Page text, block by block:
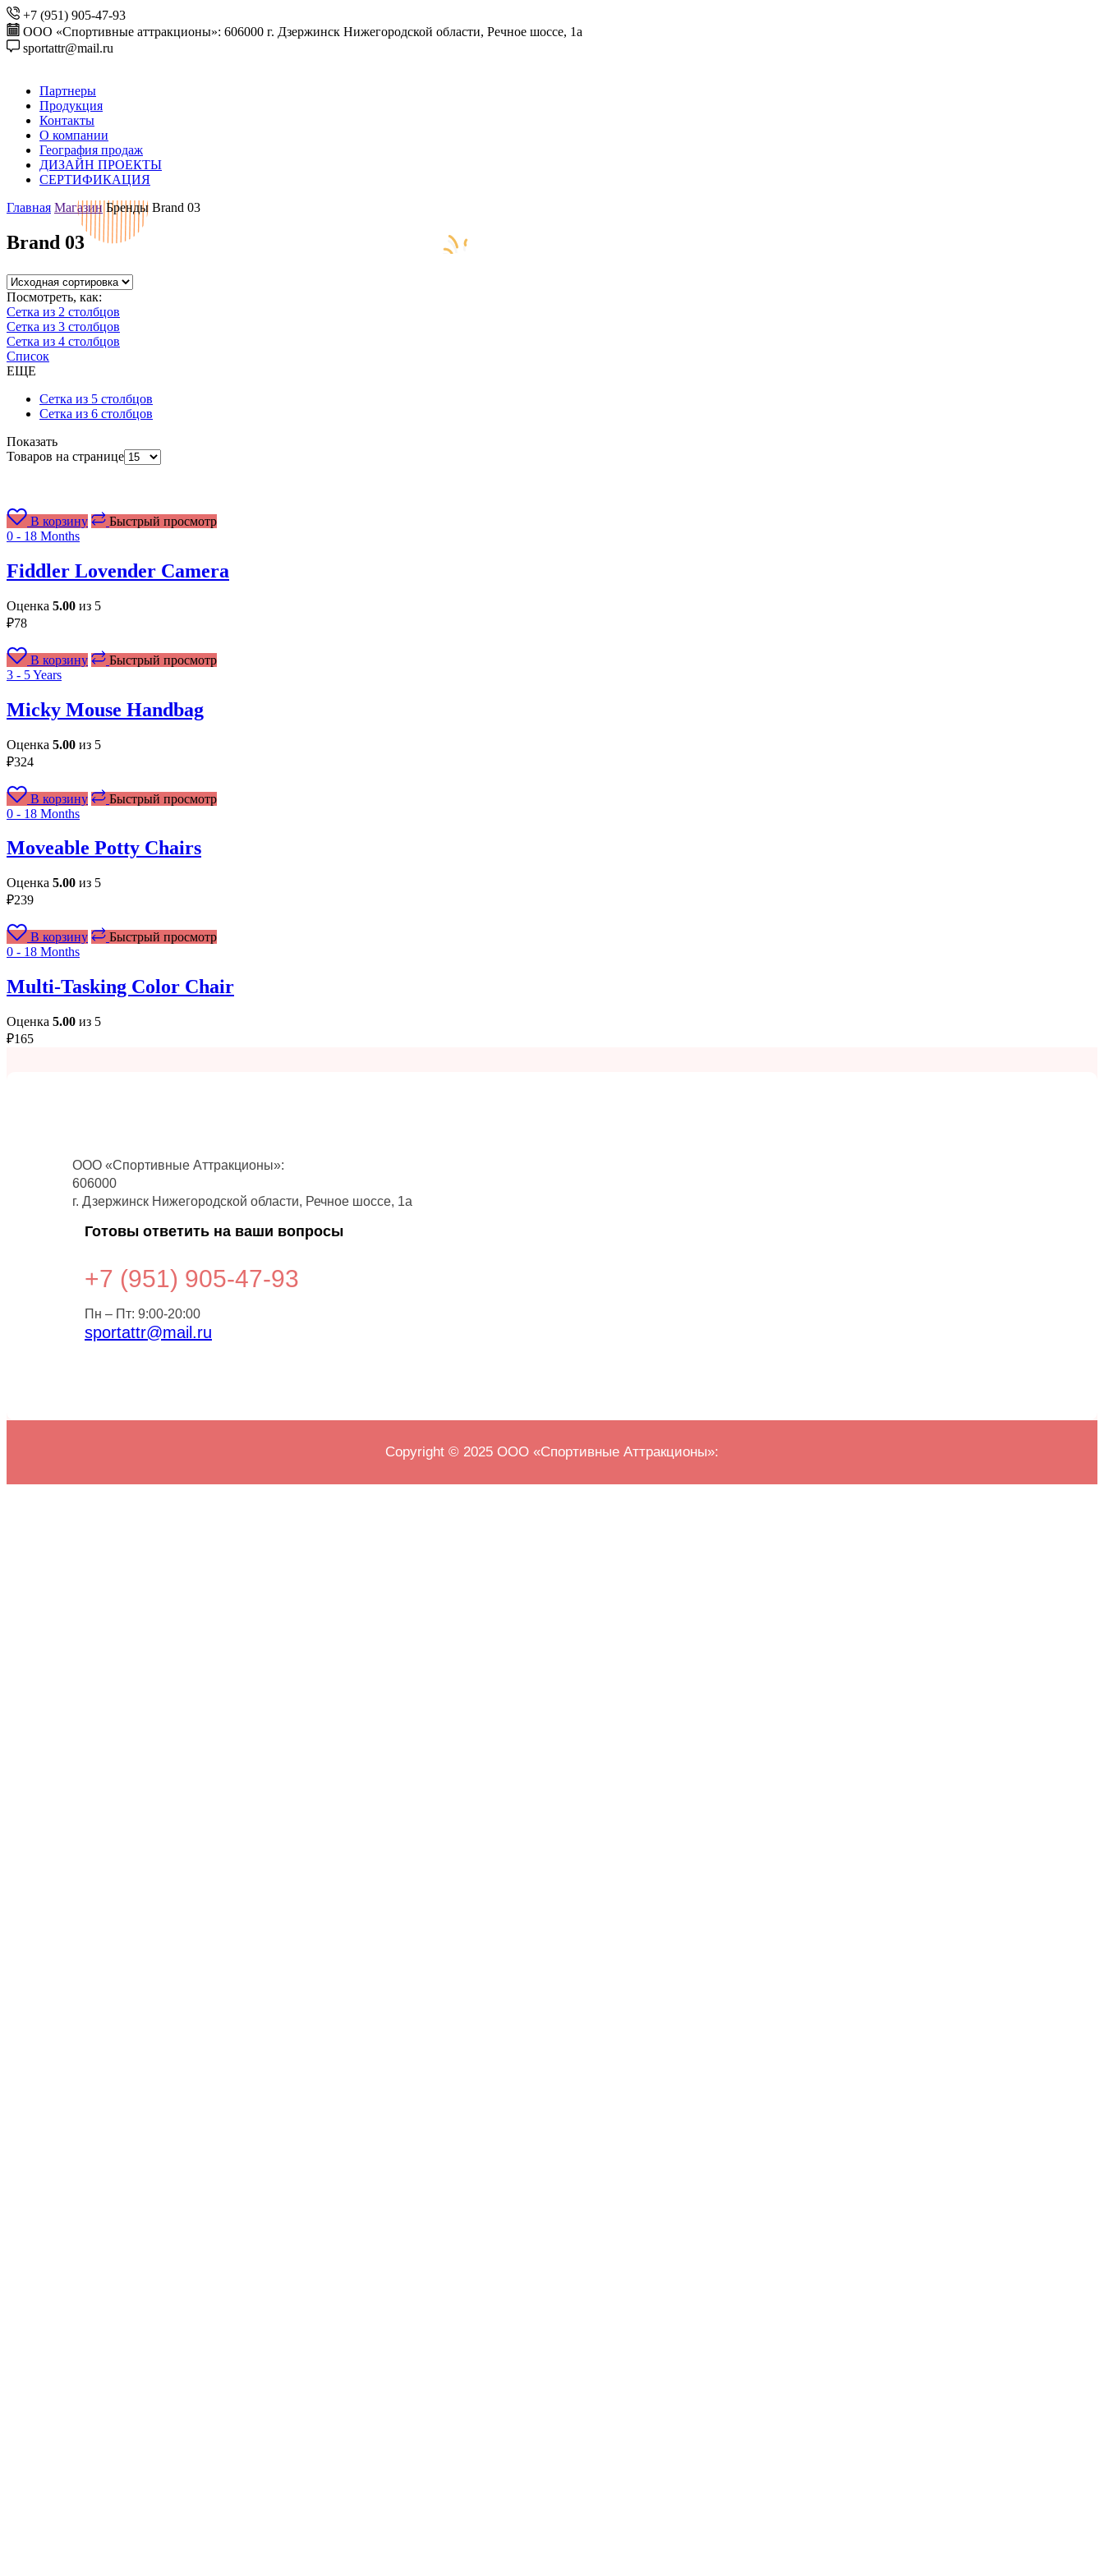
+7 (951) 905-47-93
ООО «Спортивные аттракционы»: 606000 г. Дзержинск Нижегородской области, Речное шоссе, 1а
sportattr@mail.ru
Партнеры
Продукция
Контакты
О компании
География продаж
ДИЗАЙН ПРОЕКТЫ
СЕРТИФИКАЦИЯ
Главная Магазин Бренды Brand 03
Brand 03
Посмотреть, как:
Сетка из 2 столбцов
Сетка из 3 столбцов
Сетка из 4 столбцов
Список
ЕЩЕ
Сетка из 5 столбцов
Сетка из 6 столбцов
Показать
Товаров на странице
В корзину
Быстрый просмотр
0 - 18 Months
Fiddler Lovender Camera
Оценка 5.00 из 5
₽78
В корзину
Быстрый просмотр
3 - 5 Years
Micky Mouse Handbag
Оценка 5.00 из 5
₽324
В корзину
Быстрый просмотр
0 - 18 Months
Moveable Potty Chairs
Оценка 5.00 из 5
₽239
В корзину
Быстрый просмотр
0 - 18 Months
Multi-Tasking Color Chair
Оценка 5.00 из 5
₽165
ООО «Спортивные Аттракционы»:
606000
г. Дзержинск Нижегородской области, Речное шоссе, 1а
Готовы ответить на ваши вопросы
+7 (951) 905-47-93
Пн – Пт: 9:00-20:00
sportattr@mail.ru
Copyright © 2025 ООО «Спортивные Аттракционы»: